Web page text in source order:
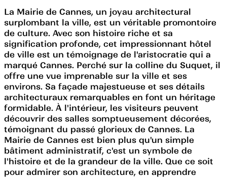
La Mairie de Cannes, un joyau architectural
surplombant la ville, est un véritable promontoire
de culture. Avec son histoire riche et sa
signification profonde, cet impressionnant hôtel
de ville est un témoignage de l'aristocratie qui a
marqué Cannes. Perché sur la colline du Suquet, il
offre une vue imprenable sur la ville et ses
environs. Sa façade majestueuse et ses détails
architecturaux remarquables en font un héritage
formidable. À l'intérieur, les visiteurs peuvent
découvrir des salles somptueusement décorées,
témoignant du passé glorieux de Cannes. La
Mairie de Cannes est bien plus qu'un simple
bâtiment administratif, c'est un symbole de
l'histoire et de la grandeur de la ville. Que ce soit
pour admirer son architecture, en apprendre